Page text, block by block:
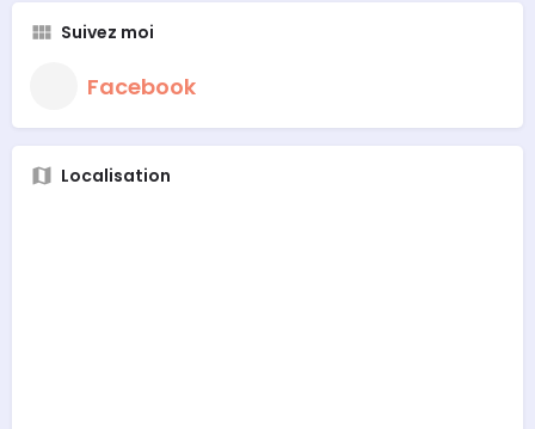
Suivez moi
Facebook
Localisation